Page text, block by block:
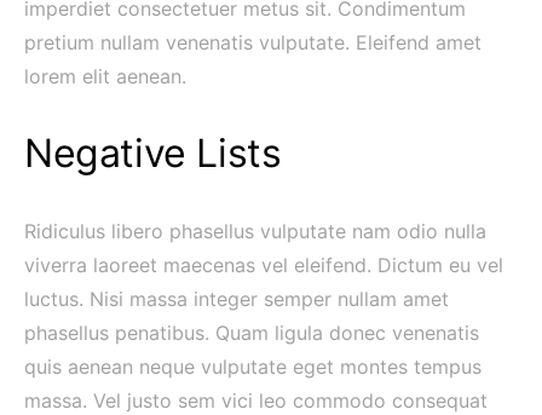
imperdiet consectetuer metus sit. Condimentum
pretium nullam venenatis vulputate. Eleifend amet
lorem elit aenean.
Negative Lists
Ridiculus libero phasellus vulputate nam odio nulla
viverra laoreet maecenas vel eleifend. Dictum eu vel
luctus. Nisi massa integer semper nullam amet
phasellus penatibus. Quam ligula donec venenatis
quis aenean neque vulputate eget montes tempus
massa. Vel justo sem vici leo commodo consequat